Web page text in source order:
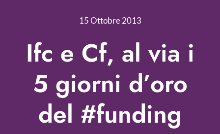
Nonprofit Blog
Libri
Fundraising Academy
Multimedia
Come contattarci
15 Ottobre 2013
Ifc e Cf, al via i
5 giorni d’oro
del #funding